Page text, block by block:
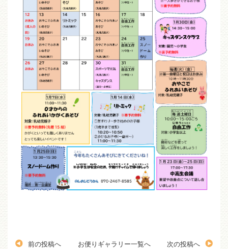
前の投稿へ お便りギャラリー一覧へ 次の投稿へ